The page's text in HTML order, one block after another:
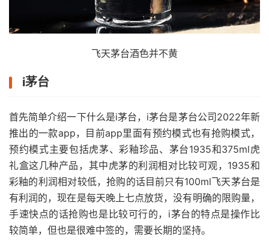
飞天茅台酒色并不黄
i茅台
首先简单介绍一下什么是i茅台，i茅台是茅台公司2022年新
推出的一款app，目前app里面有预约模式也有抢购模式，
预约模式主要包括虎茅、彩釉珍品、茅台1935和375ml虎
礼盒这几种产品，其中虎茅的利润相对比较可观，1935和
彩釉的利润相对较低，抢购的话目前只有100ml飞天茅台是
有利润的，现在是每天晚上七点放货，没有明确的限购量，
手速快点的话抢购也是比较可行的，i茅台的特点是操作比
较简单，但也是很难中签的，需要长期的坚持。